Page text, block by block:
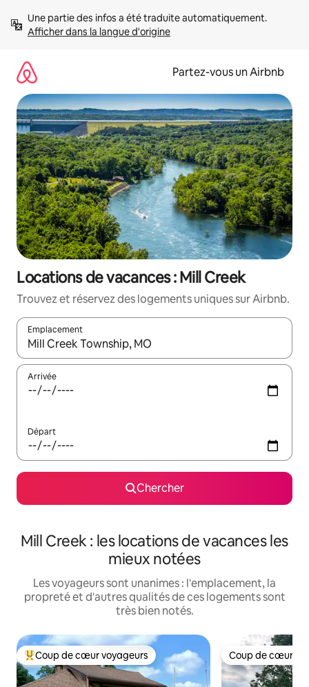
directement
Afficher dans la langue d'origine
Partez-vous un Airbnb
Locations de vacances : Mill Creek
Trouvez et réservez des logements uniques sur Airbnb.
Emplacement
Quand les résultats sont affichés, parcourez-les en utilisant
Arrivée
Départ
Chercher
Mill Creek : les locations de vacances les
mieux notées
Les voyageurs sont unanimes : l'emplacement, la
propreté et d'autres qualités de ces logements sont
très bien notés.
Coup de cœur voyageurs parmi les plus aimés
Coup de cœur voyageurs Coup de cœur
Coup de cœur